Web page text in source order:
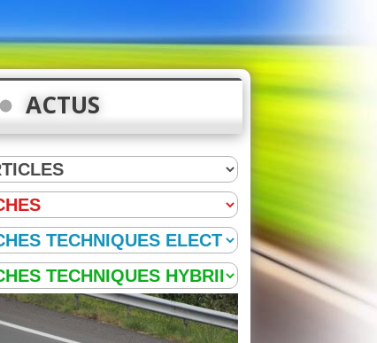
ACTUS